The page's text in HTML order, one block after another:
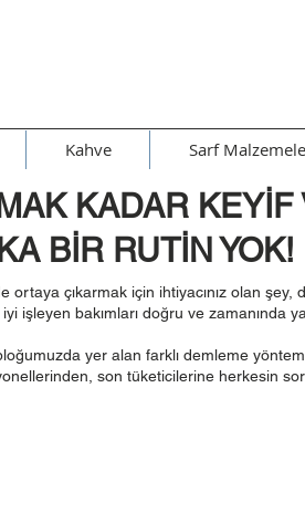
Kahve Sarf
KADAR KEYİF
BİR RUTİN YOK!
ortaya çıkarmak için ihtiyacınız olan
işleyen bakımları doğru ve zamanında
yer alan farklı demleme
son tüketicilerine herkesin